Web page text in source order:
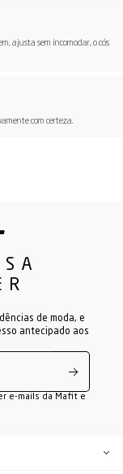
ajusta sem incomodar, o cós
com certeza.
de moda, e
antecipado aos
e-mails da Mafit e